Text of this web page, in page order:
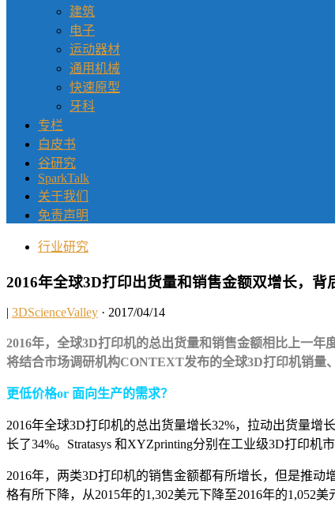
建筑
电子
运动器材
通用机械
快速原型
牙科
专栏
白皮书
谷研究
SparkTalk
关于我们
免责声明
行业研究
2016年全球3D打印出货量和销售金额双增长，背
| 3DScienceValley · 2017/04/14
2016年，全球3D打印机的总出货量和销售金额相比上一
将结合市场调研机构CONTEXT发布的全球3D打印机销量
更低价格or 面向生产的需求？
2016年全球3D打印机的总出货量增长32%，拉动出货量
长了34%。Stratasys 和XYZprinting分别在工业级3D打印机
2016年，两类3D打印机的销售金额都有所增长，但是推
格有所下降，从2015年的1,302美元下降至2016年的1,052